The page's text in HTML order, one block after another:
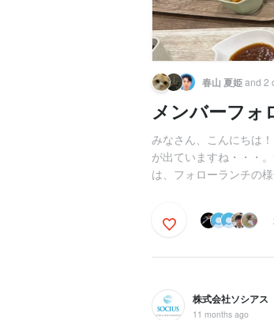
春山 夏姫and 2
メンバーフォ
みなさん、こんにちは
が出ていますね・・・
は、フォローランチの
株式会社ソシアス
11 months ago